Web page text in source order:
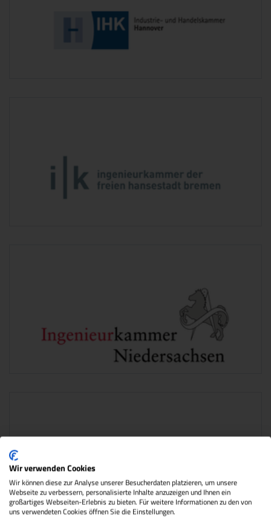
Wir verwenden Cookies
Wir können diese zur Analyse unserer Besucherdaten platzieren, um unsere
Webseite zu verbessern, personalisierte Inhalte anzuzeigen und Ihnen ein
großartiges Webseiten-Erlebnis zu bieten. Für weitere Informationen zu den von
uns verwendeten Cookies öffnen Sie die Einstellungen.